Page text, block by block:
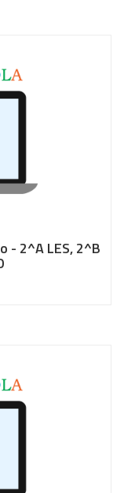
- 2^A LES, 2^B